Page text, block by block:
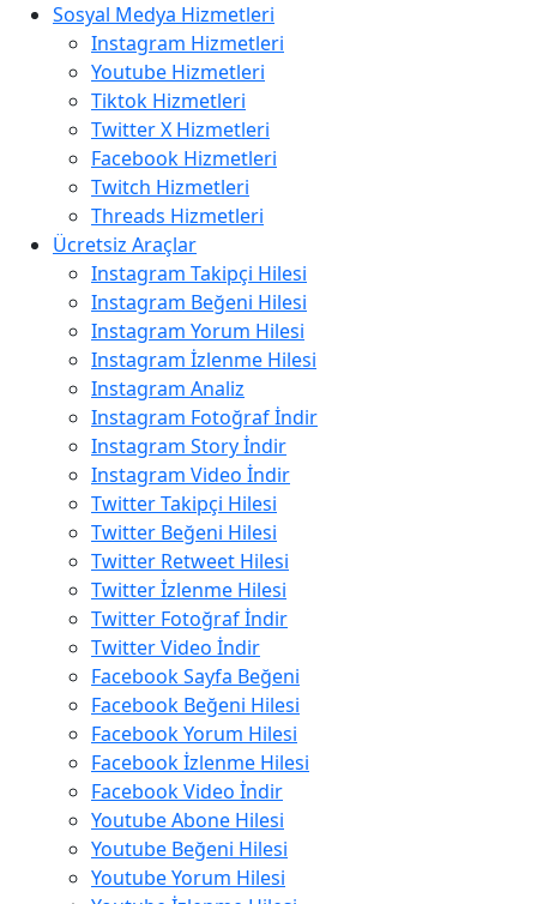
Sosyal Medya Hizmetleri
Instagram Hizmetleri
Youtube Hizmetleri
Tiktok Hizmetleri
Twitter X Hizmetleri
Facebook Hizmetleri
Twitch Hizmetleri
Threads Hizmetleri
Ücretsiz Araçlar
Instagram Takipçi Hilesi
Instagram Beğeni Hilesi
Instagram Yorum Hilesi
Instagram İzlenme Hilesi
Instagram Analiz
Instagram Fotoğraf İndir
Instagram Story İndir
Instagram Video İndir
Twitter Takipçi Hilesi
Twitter Beğeni Hilesi
Twitter Retweet Hilesi
Twitter İzlenme Hilesi
Twitter Fotoğraf İndir
Twitter Video İndir
Facebook Sayfa Beğeni
Facebook Beğeni Hilesi
Facebook Yorum Hilesi
Facebook İzlenme Hilesi
Facebook Video İndir
Youtube Abone Hilesi
Youtube Beğeni Hilesi
Youtube Yorum Hilesi